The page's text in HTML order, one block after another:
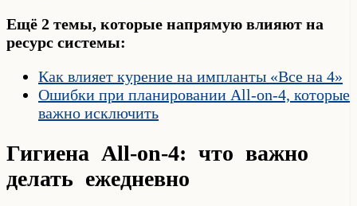
Ещё 2 темы, которые напрямую влияют на
ресурс системы:
Как влияет курение на импланты «Все на 4»
Ошибки при планировании All-on-4, которые
важно исключить
Гигиена All-on-4: что важно
делать ежедневно